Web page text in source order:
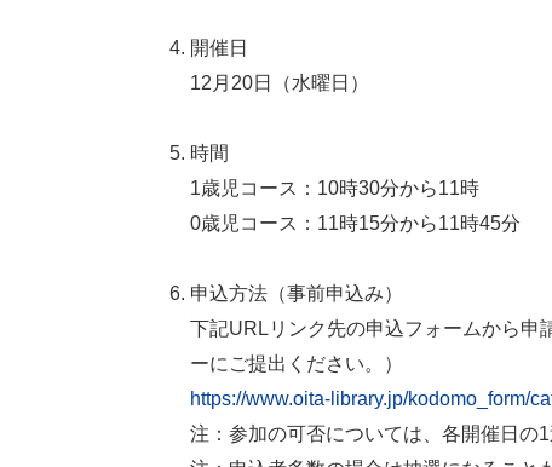
開催日
12月20日（水曜日）
時間
1歳児コース：10時30分から11時
0歳児コース：11時15分から11時45分
申込方法（事前申込み）
下記URLリンク先の申込フォームから申
ーにご提出ください。）
https://www.oita-library.jp/kodomo_form/
注：参加の可否については、各開催日の